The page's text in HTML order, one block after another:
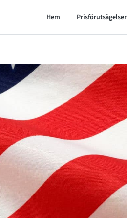
Hem Prisförutsägelser